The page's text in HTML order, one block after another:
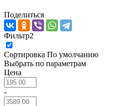
Поделиться
Фильтр2
Сортировка По умолчанию
Выбрать по параметрам
Цена
-